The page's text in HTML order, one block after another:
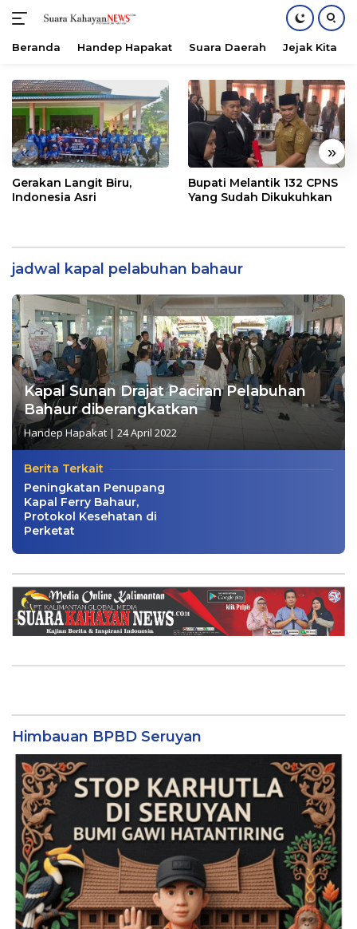
konten
Beranda Handep Hapakat Suara Daerah Jejak Kita
« »
Gerakan Langit Biru,
Indonesia Asri
Bupati Melantik 132 CPNS
Yang Sudah Dikukuhkan
jadwal kapal pelabuhan bahaur
Kapal Sunan Drajat Paciran Pelabuhan
Bahaur diberangkatkan
Handep Hapakat | 24 April 2022
Berita Terkait
Peningkatan Penupang
Kapal Ferry Bahaur,
Protokol Kesehatan di
Perketat
Himbauan BPBD Seruyan